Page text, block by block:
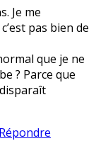
Je me
pas bien de
que je ne
? Parce que
Répondre